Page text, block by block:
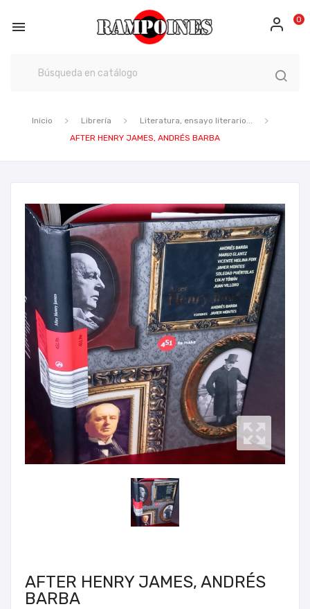
 0
Inicio Librería
Literatura, ensayo literario...
AFTER HENRY JAMES, ANDRÉS BARBA
AFTER HENRY JAMES, ANDRÉS
BARBA